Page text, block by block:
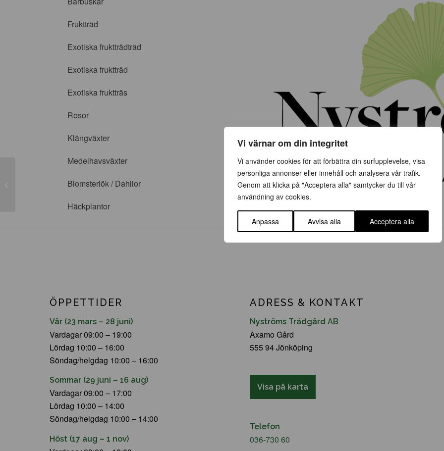
Vi värnar om din integritet
Vi använder cookies för att förbättra din surfupplevelse, visa
personliga annonser eller innehåll och analysera vår trafik.
Genom att klicka på "Acceptera alla" samtycker du till vår
användning av cookies.
Anpassa Avvisa alla Acceptera alla
Fruktträd
Exotiska fruktträdträd
Exotiska fruktträd
Exotiska fruktträs
Rosor
Klängväxter
Medelhavsväxter
Blomsterlök / Dahlior
Häckplantor
ÖPPETTIDER
Vår (23 mars – 28 juni)
Vardagar 09:00 – 19:00
Lördag 10:00 – 16:00
Söndag/helgdag 10:00 – 16:00
Sommar (29 juni – 16 aug)
Vardagar 09:00 – 17:00
Lördag 10:00 – 14:00
Söndag/helgdag 10:00 – 14:00
Höst (17 aug – 1 nov)
ADRESS & KONTAKT
Nyströms Trädgård AB
Axamo Gård
555 94 Jönköping
Visa på karta
Telefon
036-730 60